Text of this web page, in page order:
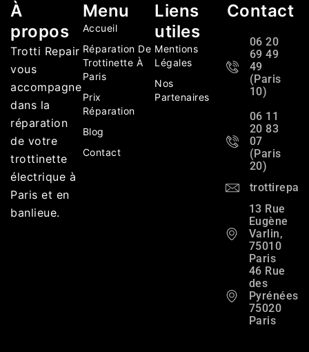
À
propos
Trotti Repair
vous
accompagne
dans la
réparation
de votre
trottinette
électrique à
Paris et en
banlieue.
Menu
Accueil
Réparation De
Trottinette À
Paris
Prix
Réparation
Blog
Contact
Liens
utiles
Mentions
Légales
Nos
Partenaires
Contact
06 20
69 49
49
(Paris
10)
06 11
20 83
07
(Paris
20)
13 Rue
Eugène
Varlin,
75010
Paris
46 Rue
des
Pyrénées,
75020
Paris